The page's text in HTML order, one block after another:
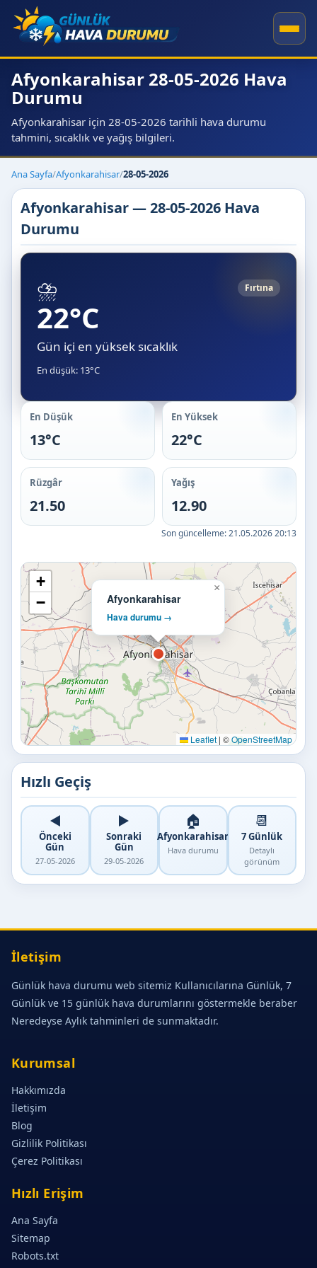
Afyonkarahisar 28-05-2026 Hava
Durumu
Afyonkarahisar için 28-05-2026 tarihli hava durumu
tahmini, sıcaklık ve yağış bilgileri.
Ana Sayfa/Afyonkarahisar/28-05-2026
Afyonkarahisar — 28-05-2026 Hava
Durumu
⛈️ Fırtına
22°C
Gün içi en yüksek sıcaklık
En düşük: 13°C
En Düşük
13°C
En Yüksek
22°C
Rüzgâr
21.50
Yağış
12.90
Son güncelleme:21.05.2026 20:13
Afyonkarahisar
Hava durumu →
×
+
−
Leaflet | ©OpenStreetMap
Hızlı Geçiş
◀️
Önceki
Gün
27-05-2026
▶️
Sonraki
Gün
29-05-2026
🏠
Afyonkarahisar
Hava durumu
📆
7 Günlük
Detaylı
görünüm
İletişim
Günlük hava durumu web sitemiz Kullanıcılarına Günlük, 7
Günlük ve 15 günlük hava durumlarını göstermekle beraber
Neredeyse Aylık tahminleri de sunmaktadır.
Kurumsal
Hakkımızda
İletişim
Blog
Gizlilik Politikası
Çerez Politikası
Hızlı Erişim
Ana Sayfa
Sitemap
Robots.txt